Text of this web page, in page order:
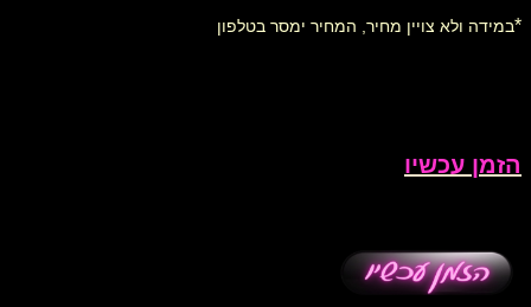
*במידה ולא צויין מחיר, המחיר ימסר בטלפון
הזמן עכשיו